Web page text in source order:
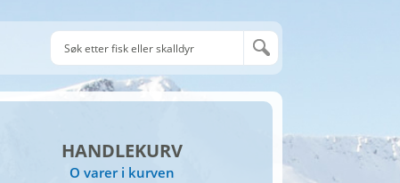
HANDLEKURV
O varer i kurven